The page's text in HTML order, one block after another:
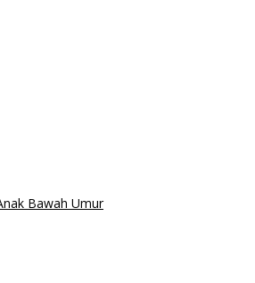
Bawah Umur